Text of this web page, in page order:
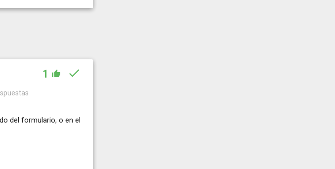
1
del formulario, o en el